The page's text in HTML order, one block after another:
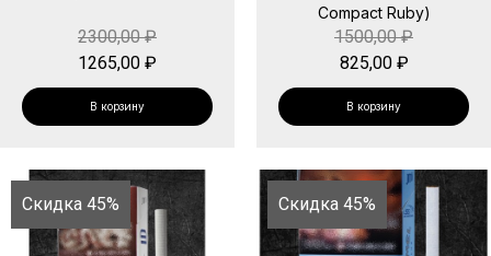
2300,00₽
1265,00 ₽
В корзину
Compact Ruby)
1500,00₽
825,00 ₽
В корзину
Скидка 45% Скидка 45%